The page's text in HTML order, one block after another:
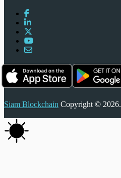
Siam Blockchain Copyright © 2026.